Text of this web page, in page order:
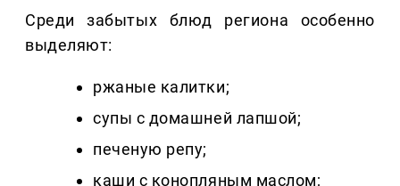
Среди забытых блюд региона особенно
выделяют:
ржаные калитки;
супы с домашней лапшой;
печеную репу;
каши с конопляным маслом;